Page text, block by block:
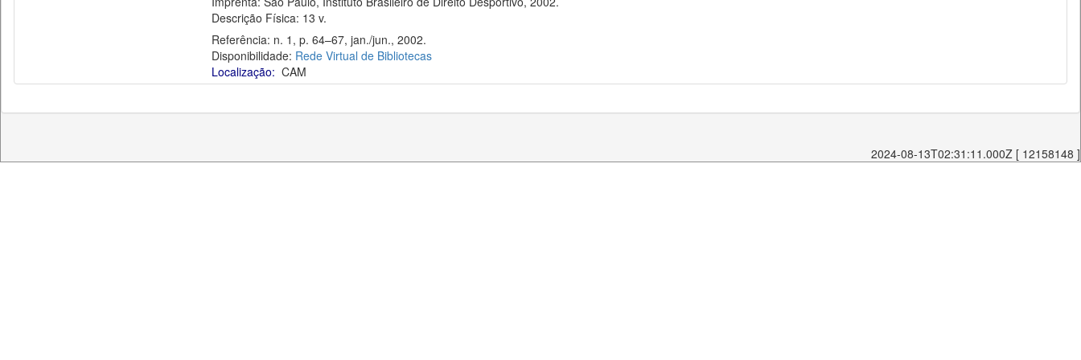
Descrição Física: 13 v.
Referência: n. 1, p. 64–67, jan./jun., 2002.
Disponibilidade: Rede Virtual de Bibliotecas
Localização: CAM
2024-08-13T02:31:11.000Z [ 12158148 ]